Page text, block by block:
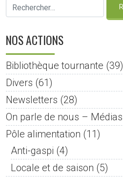
NOS ACTIONS
Bibliothèque tournante (39)
Divers (61)
Newsletters (28)
On parle de nous – Médias
Pôle alimentation (11)
Anti-gaspi (4)
Locale et de saison (5)